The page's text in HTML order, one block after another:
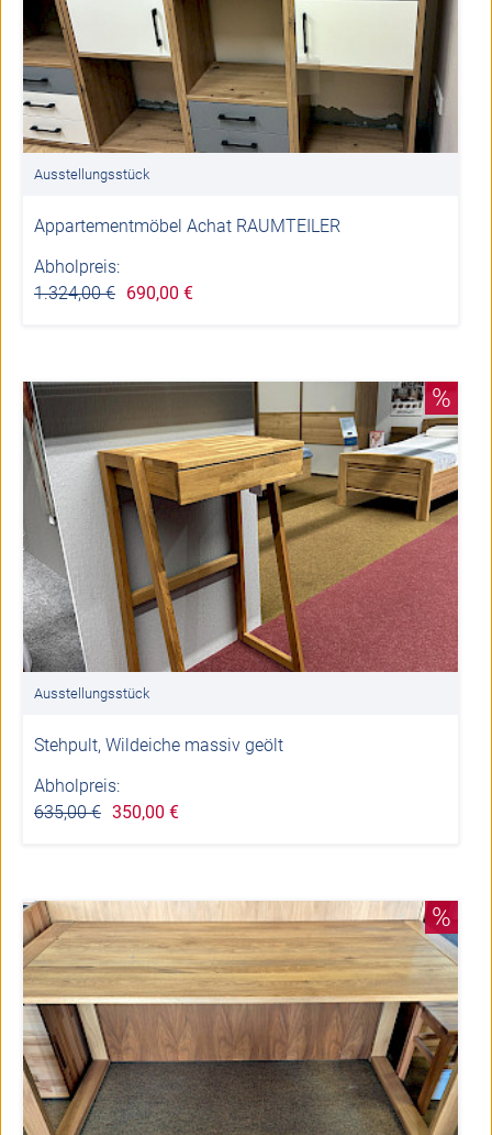
Ausstellungsstück
Appartementmöbel Achat RAUMTEILER
Abholpreis:
1.324,00 € 690,00 €
%
Ausstellungsstück
Stehpult, Wildeiche massiv geölt
Abholpreis:
635,00 € 350,00 €
%